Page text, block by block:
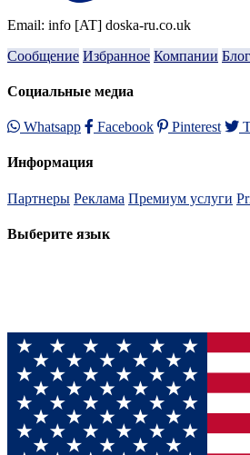
Email: info [AT] doska-ru.co.uk
Сообщение Избранное Компании Блог
Социальные медиа
Whatsapp Facebook Pinterest
Информация
Партнеры Реклама Премиум услуги
Выберите язык